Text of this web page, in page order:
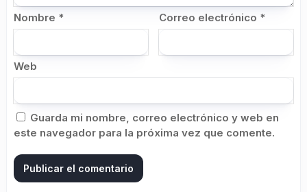
Nombre * Correo electrónico *
Web
Guarda mi nombre, correo electrónico y web en
este navegador para la próxima vez que comente.